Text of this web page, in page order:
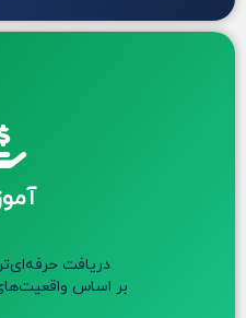
دریافت
بر اساس